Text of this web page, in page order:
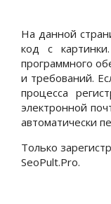
На данной
код с
программного
и требований.
процесса
электронной
автоматически
Только
SeoPult.Pro.